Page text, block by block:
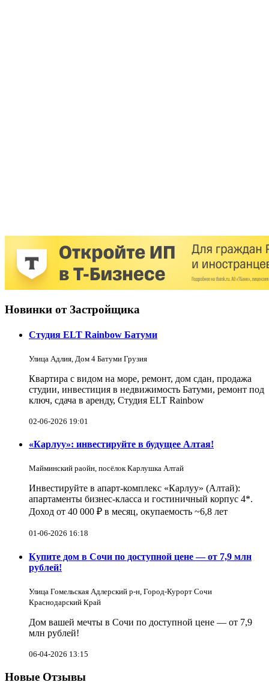
Новинки от Застройщика
Студия ELT Rainbow Батуми
Улица Адлия, Дом 4 Батуми Грузия
Квартира с видом на море, ремонт, дом сдан, продажа
студии, инвестиция в недвижимость Батуми, ремонт под
ключ, сдача в аренду, Студия ELT Rainbow
02-06-2026 19:01
«Карлуу»: инвестируйте в будущее Алтая!
Майминский раойн, посёлок Карлушка Алтай
Инвестируйте в апарт-комплекс «Карлуу» (Алтай):
апартаменты бизнес-класса и гостиничный корпус 4*.
Доход от 40 000 ₽ в месяц, окупаемость ~6,8 лет
01-06-2026 16:18
Купите дом в Сочи по доступной цене — от 7,9 млн
рублей!
Улица Гомельская Адлерский р-н, Город-Курорт Сочи
Краснодарский Край
Дом вашей мечты в Сочи по доступной цене — от 7,9
млн рублей!
06-04-2026 13:15
Новые Отзывы